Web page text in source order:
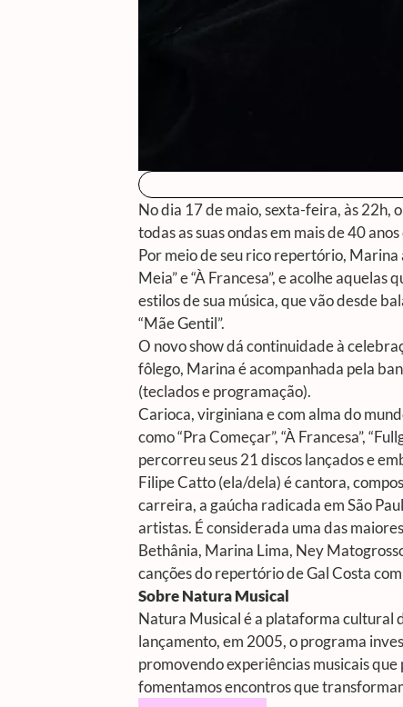
No dia 17 de maio, sexta-feira, às 22h,
todas as suas ondas em mais de 40
Por meio de seu rico repertório, Marina
Meia” e “À Francesa”, e acolhe
estilos de sua música, que vão desde
“Mãe Gentil”.
O novo show dá continuidade à
fôlego, Marina é acompanhada pela
(teclados e programação).
Carioca, virginiana e com alma do
como “Pra Começar”, “À Francesa”,
percorreu seus 21 discos lançados e
Filipe Catto (ela/dela) é cantora,
carreira, a gaúcha radicada em São
artistas. É considerada uma das
Bethânia, Marina Lima, Ney
canções do repertório de Gal Costa
Sobre Natura Musical
Natura Musical é a plataforma cultural
lançamento, em 2005, o programa
promovendo experiências musicais
fomentamos encontros que